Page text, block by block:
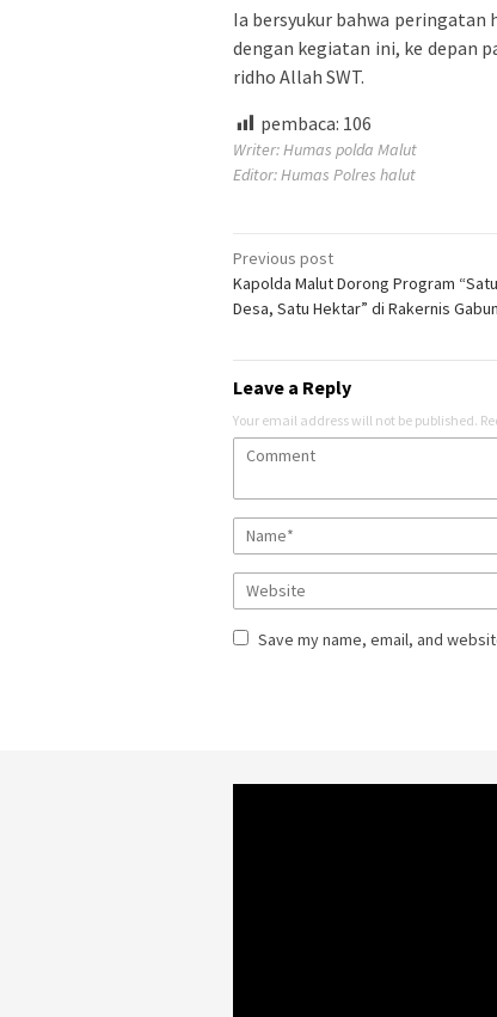
Ia bersyukur bahwa peringatan
dengan kegiatan ini, ke depan
ridho Allah SWT.
pembaca: 106
Writer: Humas polda Malut
Editor: Humas Polres halut
Post
navigation
Previous post
Kapolda Malut Dorong Program
Desa, Satu Hektar” di Rakernis
Leave a Reply
Your email address will not be published.
Save my name, email, and